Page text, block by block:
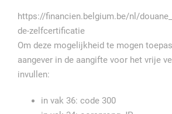
https://financien.belgium.be/nl/
de-zelfcertificatie
Om deze mogelijkheid te mogen
aangever in de aangifte voor het vrije
invullen:
in vak 36: code 300